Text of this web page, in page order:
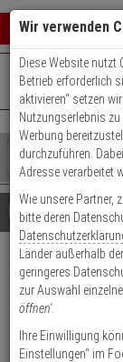
Shop
durchsuchen
Bitte
geben
Sie
mindestens
Zeichen
ein,
um
Suche
Es
wurde
noch
Kategorien
Suche
gestartet
+49 (0)821 899
Details
LIS2UY/
Produktmerkmale
Wir verwenden
Diese Website nutzt
Betrieb erforderlich
aktivieren“ setzen
Nutzungserlebnis
Werbung
durchzuführen.
Adresse verarbeitet
Wie unsere Partner,
bitte deren
Länder außerhalb
geringeres
zur Auswahl
öffnen'.
Ihre Einwilligung
Einstellungen“ im